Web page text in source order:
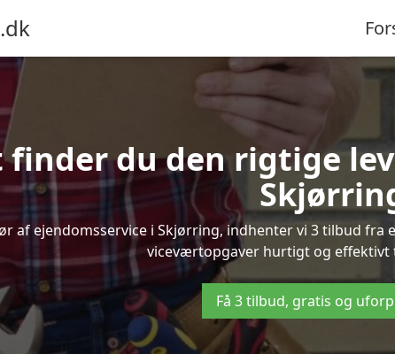
finder du den rigtige
af ejendomsservice i Skjørring, indhenter vi 3 tilbud
viceværtopgaver hurtigt og effektivt
Få 3 tilbud, gratis og